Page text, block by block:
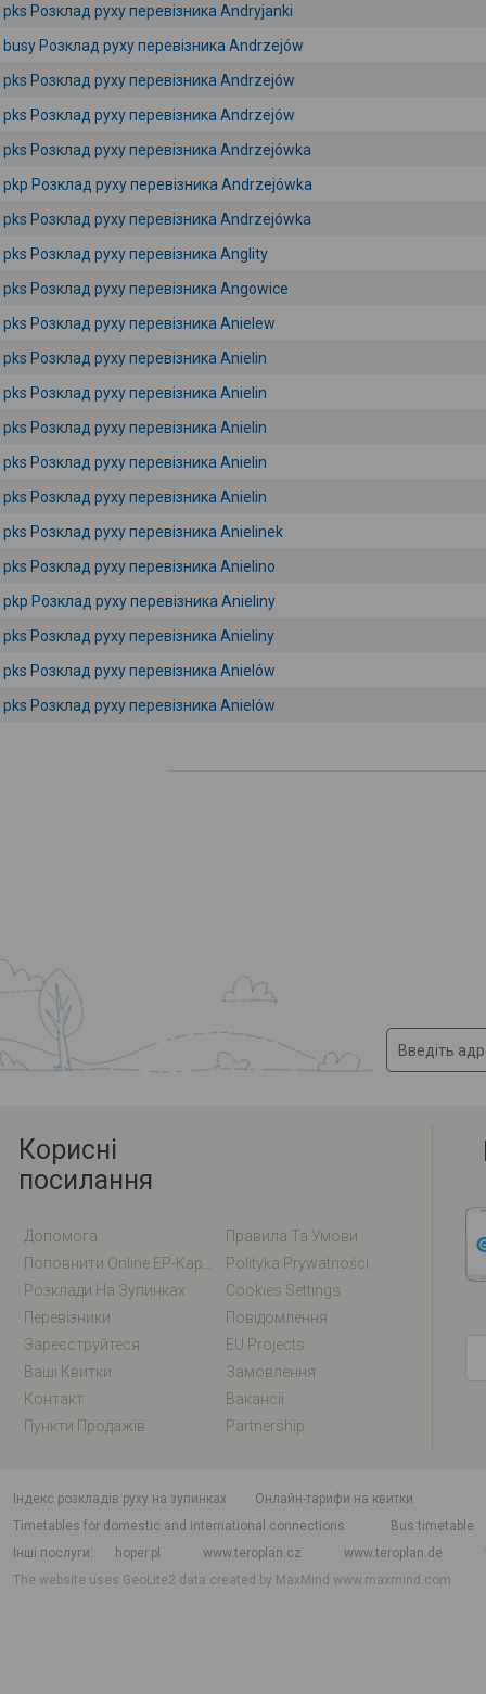
pks Розклад руху перевізника Andryjanki
busy Розклад руху перевізника Andrzejów
pks Розклад руху перевізника Andrzejów
pks Розклад руху перевізника Andrzejów
pks Розклад руху перевізника Andrzejówka
pkp Розклад руху перевізника Andrzejówka
pks Розклад руху перевізника Andrzejówka
pks Розклад руху перевізника Anglity
pks Розклад руху перевізника Angowice
pks Розклад руху перевізника Anielew
pks Розклад руху перевізника Anielin
pks Розклад руху перевізника Anielin
pks Розклад руху перевізника Anielin
pks Розклад руху перевізника Anielin
pks Розклад руху перевізника Anielin
pks Розклад руху перевізника Anielinek
pks Розклад руху перевізника Anielino
pkp Розклад руху перевізника Anieliny
pks Розклад руху перевізника Anieliny
pks Розклад руху перевізника Anielów
pks Розклад руху перевізника Anielów
Корисні
посилання
Допомога
Правила Та Умови
Polityka Prywatności
Розклади На Зупинках
Cookies Settings
Перевізники
Повідомлення
Зареєструйтеся
EU Projects
Ваші Квитки
Замовлення
Контакт
Вакансії
Пункти Продажів
Partnership
індекс розкладів руху на зупинках
Онлайн-тарифи на квитки
Timetables for domestic and international connections
Bus timetable
Інші послуги
hoper.pl www.teroplan.cz www.teroplan.de
The website uses GeoLite2 data created by MaxMindwww.maxmind.com